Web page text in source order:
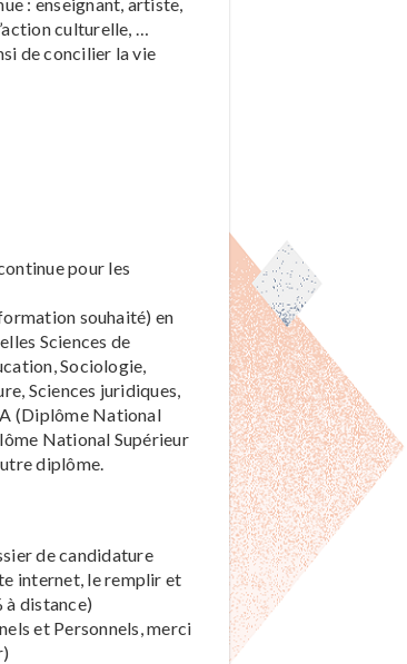
culturelle, …
de concilier la vie
pour les
souhaité) en
Sciences de
Sociologie,
Sciences juridiques,
(Diplôme National
National Supérieur
diplôme.
de candidature
internet, le remplir et
à distance)
et Personnels, merci